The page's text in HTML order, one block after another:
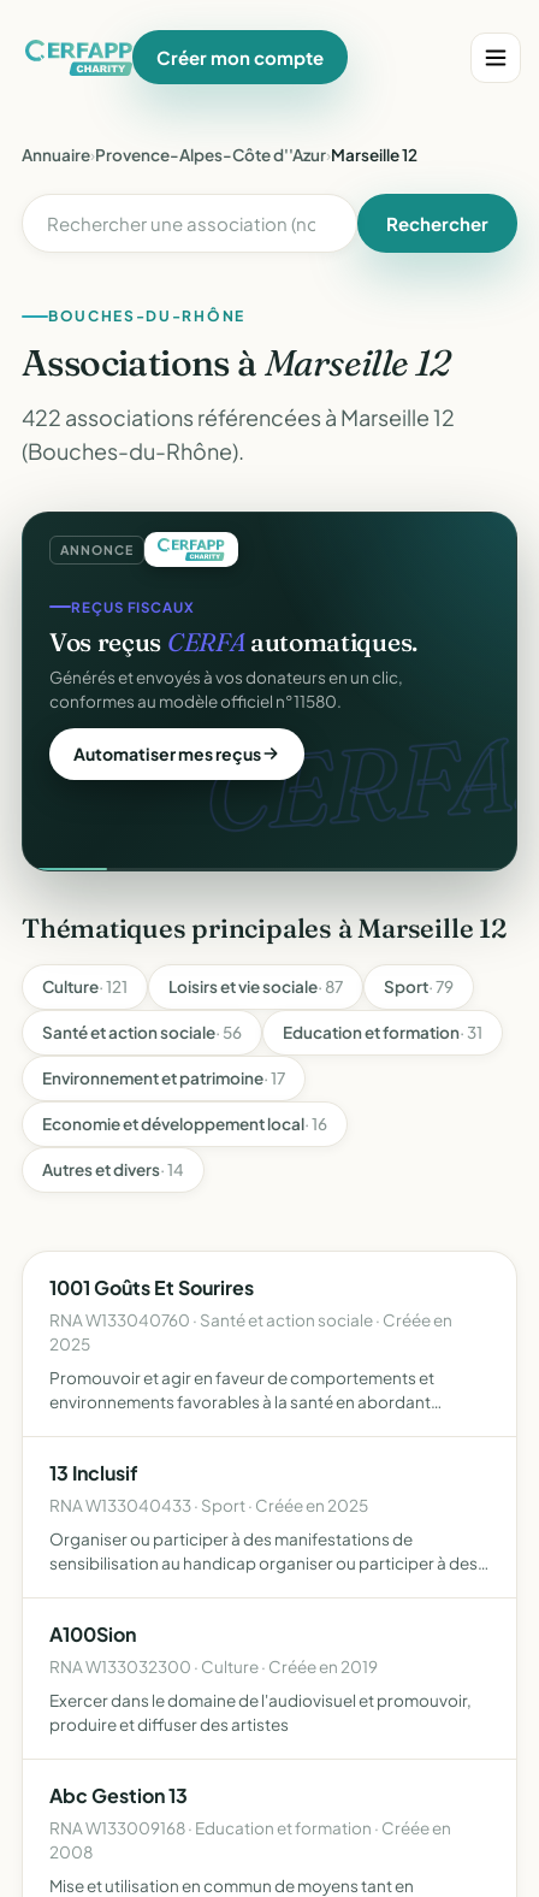
Créer mon compte
Annuaire›Provence-Alpes-Côte d''Azur›Marseille 12
Rechercher
BOUCHES-DU-RHÔNE
Associations àMarseille 12
422 associations référencées à Marseille 12
(Bouches-du-Rhône).
ANNONCE
CERFA.
REÇUS FISCAUX
Vos reçus CERFAautomatiques.
Générés et envoyés à vos donateurs en un clic,
conformes au modèle officiel n°11580.
Automatiser mes reçus
Thématiques principales à Marseille 12
Culture· 121 Loisirs et vie sociale· 87 Sport· 79
Santé et action sociale· 56 Education et formation· 31
Environnement et patrimoine· 17
Economie et développement local· 16
Autres et divers· 14
1001 Goûts Et Sourires
RNA W133040760 · Santé et action sociale · Créée en
2025
Promouvoir et agir en faveur de comportements et
environnements favorables à la santé en abordant
13 Inclusif
RNA W133040433 · Sport · Créée en 2025
Organiser ou participer à des manifestations de
sensibilisation au handicap organiser ou participer à des
A100Sion
RNA W133032300 · Culture · Créée en 2019
Exercer dans le domaine de l'audiovisuel et promouvoir,
produire et diffuser des artistes
Abc Gestion 13
RNA W133009168 · Education et formation · Créée en
2008
Mise et utilisation en commun de moyens tant en